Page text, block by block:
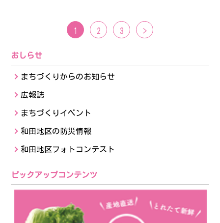
1 2 3 >
おしらせ
まちづくりからのお知らせ
広報誌
まちづくりイベント
和田地区の防災情報
和田地区フォトコンテスト
ピックアップコンテンツ